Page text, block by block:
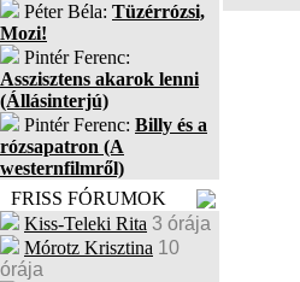
Péter Béla: Tüzérrózsi,
Mozi!
Pintér Ferenc:
Asszisztens akarok lenni
(Állásinterjú)
Pintér Ferenc: Billy és a
rózsapatron (A
westernfilmről)
FRISS FÓRUMOK
Kiss-Teleki Rita 3 órája
Mórotz Krisztina 10
órája